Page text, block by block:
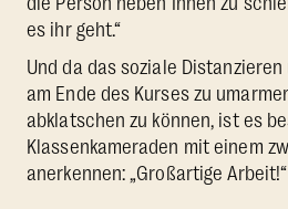
es ihr geht.“
Und da das soziale
am Ende des Kurses zu
abklatschen zu können, ist es
Klassenkameraden mit einem
anerkennen: „Großartige Arbeit!“